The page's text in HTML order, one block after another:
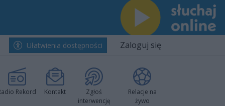
Ułatwienia dostępności Zaloguj się
Rekord Kontakt
Zgłoś
interwencję
Relacje na
żywo